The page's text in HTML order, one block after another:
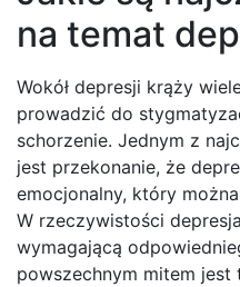
na temat
Wokół depresji krąży
prowadzić do
schorzenie. Jednym z
jest przekonanie, że
emocjonalny, który
W rzeczywistości
wymagającą
powszechnym mitem